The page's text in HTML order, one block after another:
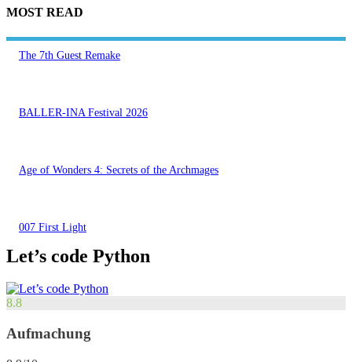
MOST READ
The 7th Guest Remake
BALLER-INA Festival 2026
Age of Wonders 4: Secrets of the Archmages
007 First Light
Let’s code Python
8.8
Aufmachung